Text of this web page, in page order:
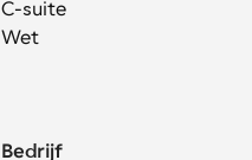
C-suite
Wet
Bedrijf